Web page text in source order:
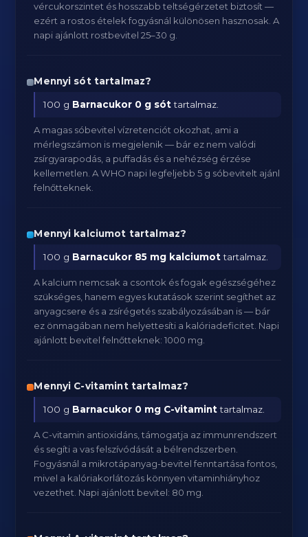
vércukorszintet és hosszabb teltségérzetet biztosít —
ezért a rostos ételek fogyásnál különösen hasznosak. A
napi ajánlott rostbevitel 25–30 g.
Mennyi sót tartalmaz?
100 g Barnacukor 0 g sóttartalmaz.
A magas sóbevitel vízretenciót okozhat, ami a
mérlegszámon is megjelenik — bár ez nem valódi
zsírgyarapodás, a puffadás és a nehézség érzése
kellemetlen. A WHO napi legfeljebb 5 g sóbevitelt ajánl
felnőtteknek.
Mennyi kalciumot tartalmaz?
100 g Barnacukor 85 mg kalciumottartalmaz.
A kalcium nemcsak a csontok és fogak egészségéhez
szükséges, hanem egyes kutatások szerint segíthet az
anyagcsere és a zsírégetés szabályozásában is — bár
ez önmagában nem helyettesíti a kalóriadeficitet. Napi
ajánlott bevitel felnőtteknek: 1000 mg.
Mennyi C-vitamint tartalmaz?
100 g Barnacukor 0 mg C-vitaminttartalmaz.
A C-vitamin antioxidáns, támogatja az immunrendszert
és segíti a vas felszívódását a bélrendszerben.
Fogyásnál a mikrotápanyag-bevitel fenntartása fontos,
mivel a kalóriakorlátozás könnyen vitaminhiányhoz
vezethet. Napi ajánlott bevitel: 80 mg.